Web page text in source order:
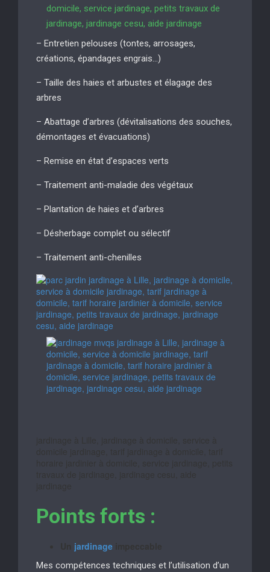
– Entretien pelouses (tontes, arrosages,
créations, épandages engrais…)
– Taille des haies et arbustes et élagage des
arbres
– Abattage d’arbres (dévitalisations des souches,
démontages et évacuations)
– Remise en état d’espaces verts
– Traitement anti-maladie des végétaux
– Plantation de haies et d’arbres
– Désherbage complet ou sélectif
– Traitement anti-chenilles
Points forts :
jardinage
Mes compétences techniques et l’utilisation d’un